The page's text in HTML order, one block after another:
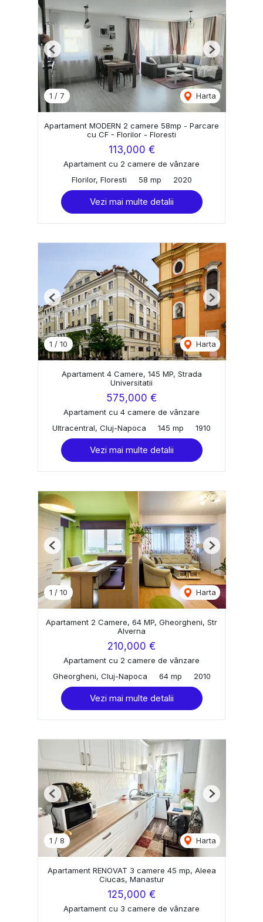
1 / 7 Harta
Previous Next
Apartament MODERN 2 camere 58mp - Parcare
cu CF - Florilor - Floresti
113,000 €
Apartament cu 2 camere de vânzare
Florilor, Floresti
58 mp 2020
Vezi mai multe detalii
1 / 10 Harta
Previous Next
Apartament 4 Camere, 145 MP, Strada
Universitatii
575,000 €
Apartament cu 4 camere de vânzare
Ultracentral, Cluj-Napoca
145 mp 1910
Vezi mai multe detalii
1 / 10 Harta
Previous Next
Apartament 2 Camere, 64 MP, Gheorgheni, Str
Alverna
210,000 €
Apartament cu 2 camere de vânzare
Gheorgheni, Cluj-Napoca
64 mp 2010
Vezi mai multe detalii
1 / 8 Harta
Previous Next
Apartament RENOVAT 3 camere 45 mp, Aleea
Ciucas, Manastur
125,000 €
Apartament cu 3 camere de vânzare